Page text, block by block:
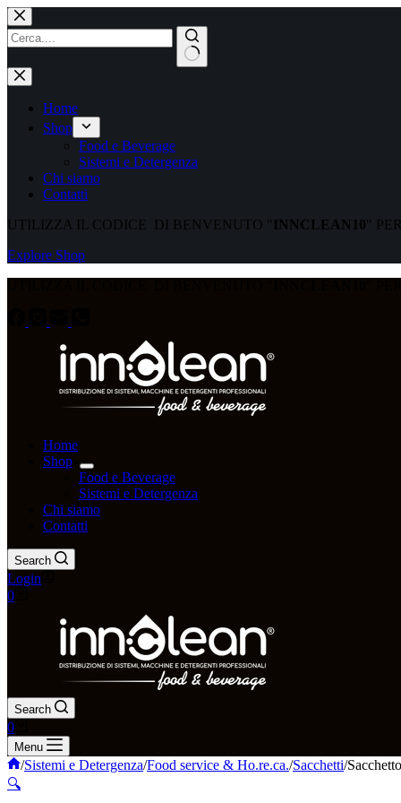
Home
Shop
Food e Beverage
Sistemi e Detergenza
Chi siamo
Contatti
UTILIZZA IL CODICE DI BENVENUTO " INNCLEAN10"
Explore Shop
Home
Shop
Food e Beverage
Sistemi e Detergenza
Chi siamo
Contatti
Search
Login
0
Search
0
Menu
/Sistemi e Detergenza/Food service & Ho.re.ca./Sacchetti/
🔍